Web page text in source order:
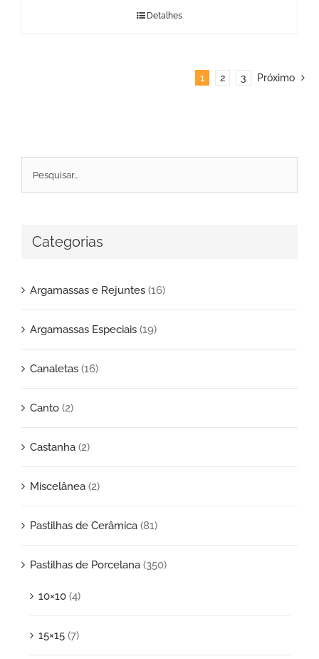
Detalhes
1 2 3 Próximo
Categorias
Argamassas e Rejuntes (16)
Argamassas Especiais (19)
Canaletas (16)
Canto (2)
Castanha (2)
Miscelânea (2)
Pastilhas de Cerâmica (81)
Pastilhas de Porcelana (350)
10×10 (4)
15×15 (7)